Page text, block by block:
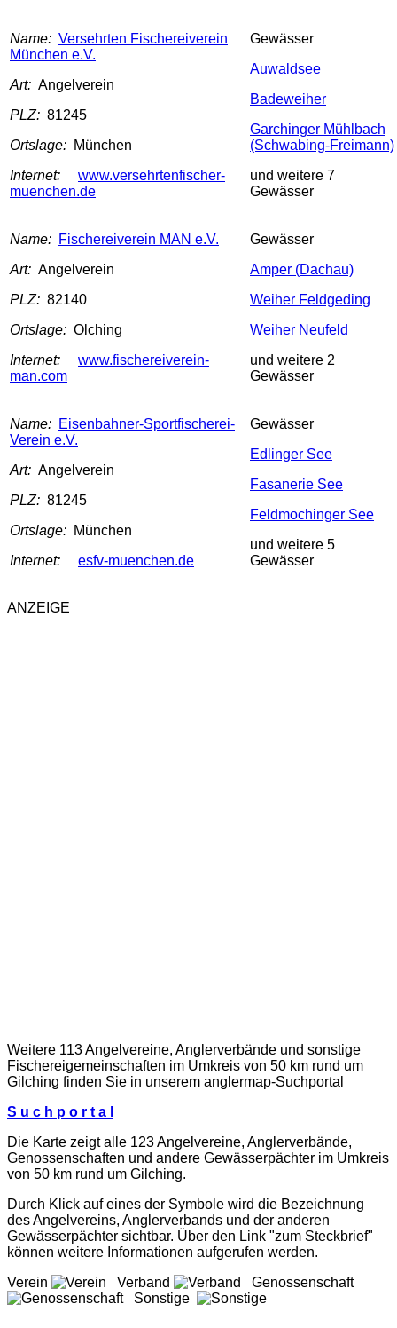
Name: Versehrten Fischereiverein
München e.V.
Art: Angelverein
PLZ: 81245
Ortslage: München
Internet:
www.versehrtenfischer-
muenchen.de
Gewässer
Auwaldsee
Badeweiher
Garchinger Mühlbach
(Schwabing-Freimann)
und weitere 7
Gewässer
Name: Fischereiverein MAN e.V.
Art: Angelverein
PLZ: 82140
Ortslage: Olching
Internet:
www.fischereiverein-
man.com
Gewässer
Amper (Dachau)
Weiher Feldgeding
Weiher Neufeld
und weitere 2
Gewässer
Name: Eisenbahner-Sportfischerei-
Verein e.V.
Art: Angelverein
PLZ: 81245
Ortslage: München
Internet:
esfv-muenchen.de
Gewässer
Edlinger See
Fasanerie See
Feldmochinger See
und weitere 5
Gewässer
ANZEIGE
Weitere 113 Angelvereine, Anglerverbände und sonstige
Fischereigemeinschaften im Umkreis von 50 km rund um
Gilching finden Sie in unserem anglermap-Suchportal
S u c h p o r t a l
Die Karte zeigt alle 123 Angelvereine, Anglerverbände,
Genossenschaften und andere Gewässerpächter im Umkreis
von 50 km rund um Gilching.
Durch Klick auf eines der Symbole wird die Bezeichnung
des Angelvereins, Anglerverbands und der anderen
Gewässerpächter sichtbar. Über den Link "zum Steckbrief"
können weitere Informationen aufgerufen werden.
Verein
Verband
Genossenschaft
Sonstige